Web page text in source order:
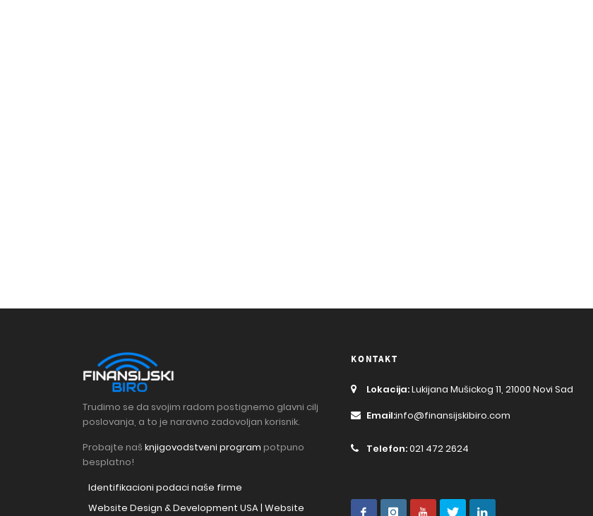
Trudimo se da svojim radom postignemo glavni cilj
poslovanja, a to je naravno zadovoljan korisnik.
Probajte naš knjigovodstveni program potpuno
besplatno!
Identifikacioni podaci naše firme
Website Design & Development USA | Website
KONTAKT
Lokacija:Lukijana Mušickog 11, 21000 Novi Sad
Email:info@finansijskibiro.com
Telefon:021 472 2624